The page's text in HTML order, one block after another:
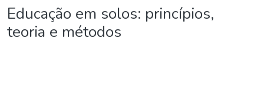
Educação em solos: princípios,
teoria e métodos